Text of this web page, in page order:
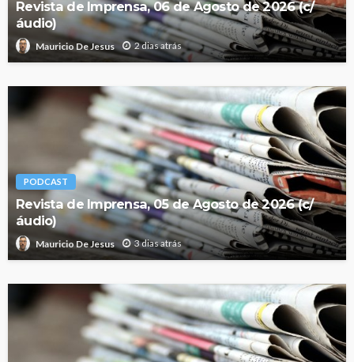
Revista de Imprensa, 06 de Agosto de 2026 (c/
áudio)
Mauricio De Jesus 2 dias atrás
PODCAST
Revista de Imprensa, 05 de Agosto de 2026 (c/
áudio)
Mauricio De Jesus 3 dias atrás